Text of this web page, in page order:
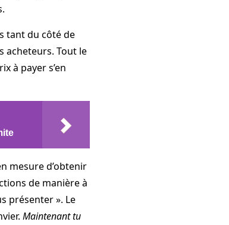
tant du côté de
acheteurs. Tout le
à payer s’en
mesure d’obtenir
de manière à
présenter ». Le
Maintenant tu